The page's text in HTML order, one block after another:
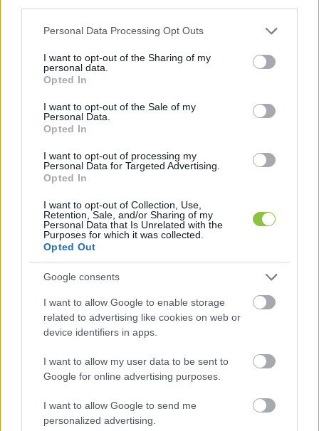
Please note that this website/app uses one or more Google
not limited to your visit or usage behaviour. You may click to
grant or deny consent to Google and its third-party tags to
use your data for below specified purposes in below Google
consent section.
Personal Data Processing Opt Outs
I want to opt-out of the Sharing of my
personal data.
Opted In
I want to opt-out of the Sale of my
Personal Data.
Opted In
I want to opt-out of processing my
Personal Data for Targeted Advertising.
Opted In
I want to opt-out of Collection, Use,
Retention, Sale, and/or Sharing of my
Personal Data that Is Unrelated with the
Purposes for which it was collected.
Opted Out
Google consents
I want to allow Google to enable storage
related to advertising like cookies on web or
device identifiers in apps.
I want to allow my user data to be sent to
Google for online advertising purposes.
I want to allow Google to send me
personalized advertising.
Járásbíróságra.
A rendőrséghez fordult a
az MNB-botrány felelőseinek
elszámoltatását
A Nemzeti Nyomozó Irodától arról kértek tájékoztatást,
hogy közel 300 nap alatt miért nem került még sor a
bűncselekményekkel gyanúsítható személyek
Lapszemle